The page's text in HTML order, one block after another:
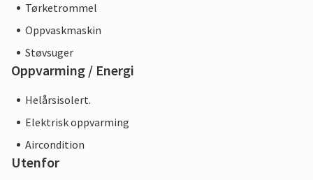
Tørketrommel
Oppvaskmaskin
Støvsuger
Oppvarming / Energi
Helårsisolert.
Elektrisk oppvarming
Aircondition
Utenfor